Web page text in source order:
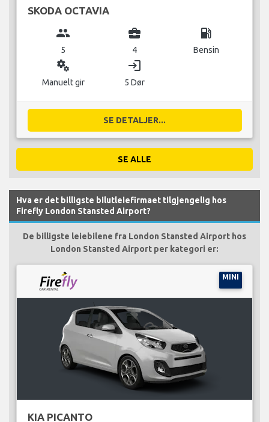
SKODA OCTAVIA
group
5
business_center
4
local_gas_station
Bensin
miscellaneous_services
Manuelt gir
login
5 Dør
SE DETALJER...
SE ALLE
Hva er det billigste bilutleiefirmaet tilgjengelig hos
Firefly London Stansted Airport?
De billigste leiebilene fra London Stansted Airport hos
London Stansted Airport per kategori er:
MINI
KIA PICANTO